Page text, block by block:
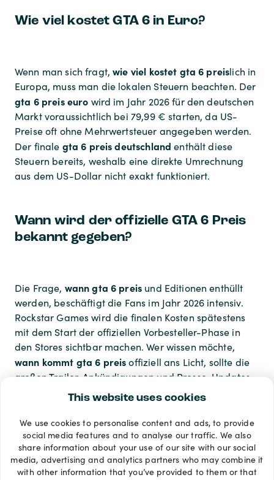
This website uses cookies
We use cookies to personalise content and ads, to provide
social media features and to analyse our traffic. We also
share information about your use of our site with our social
media, advertising and analytics partners who may combine it
with other information that you’ve provided to them or that
Wie viel kostet GTA 6 in Euro?
Wenn man sich fragt,wie viel kostet gta 6 preislich in
Europa, muss man die lokalen Steuern beachten. Der
gta 6 preis euro wird im Jahr 2026 für den deutschen
Markt voraussichtlich bei 79,99 € starten, da US-
Preise oft ohne Mehrwertsteuer angegeben werden.
Der finale gta 6 preis deutschland enthält diese
Steuern bereits, weshalb eine direkte Umrechnung
aus dem US-Dollar nicht exakt funktioniert.
Wann wird der offizielle GTA 6 Preis
bekannt gegeben?
Die Frage, wann gta 6 preis und Editionen enthüllt
werden, beschäftigt die Fans im Jahr 2026 intensiv.
Rockstar Games wird die finalen Kosten spätestens
mit dem Start der offiziellen Vorbesteller-Phase in
den Stores sichtbar machen. Wer wissen möchte,
wann kommt gta 6 preisoffiziell ans Licht, sollte die
großen Trailer-Ankündigungen und Presse-Updates
des Entwicklers im Auge behalten.
Zahlungsarten